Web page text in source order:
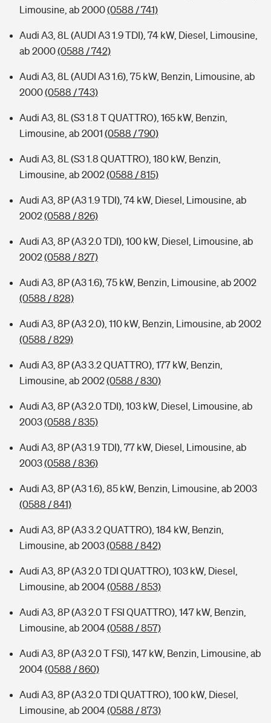
Limousine, ab 2000(0588 / 741)
Audi A3, 8L (AUDI A3 1.9 TDI), 74 kW, Diesel, Limousine,
ab 2000(0588 / 742)
Audi A3, 8L (AUDI A3 1.6), 75 kW, Benzin, Limousine, ab
2000(0588 / 743)
Audi A3, 8L (S3 1.8 T QUATTRO), 165 kW, Benzin,
Limousine, ab 2001 (0588 / 790)
Audi A3, 8L (S3 1.8 QUATTRO), 180 kW, Benzin,
Limousine, ab 2002(0588 / 815)
Audi A3, 8P (A3 1.9 TDI), 74 kW, Diesel, Limousine, ab
2002(0588 / 826)
Audi A3, 8P (A3 2.0 TDI), 100 kW, Diesel, Limousine, ab
2002(0588 / 827)
Audi A3, 8P (A3 1.6), 75 kW, Benzin, Limousine, ab 2002
(0588 / 828)
Audi A3, 8P (A3 2.0), 110 kW, Benzin, Limousine, ab 2002
(0588 / 829)
Audi A3, 8P (A3 3.2 QUATTRO), 177 kW, Benzin,
Limousine, ab 2002(0588 / 830)
Audi A3, 8P (A3 2.0 TDI), 103 kW, Diesel, Limousine, ab
2003(0588 / 835)
Audi A3, 8P (A3 1.9 TDI), 77 kW, Diesel, Limousine, ab
2003(0588 / 836)
Audi A3, 8P (A3 1.6), 85 kW, Benzin, Limousine, ab 2003
(0588 / 841)
Audi A3, 8P (A3 3.2 QUATTRO), 184 kW, Benzin,
Limousine, ab 2003(0588 / 842)
Audi A3, 8P (A3 2.0 TDI QUATTRO), 103 kW, Diesel,
Limousine, ab 2004(0588 / 853)
Audi A3, 8P (A3 2.0 T FSI QUATTRO), 147 kW, Benzin,
Limousine, ab 2004(0588 / 857)
Audi A3, 8P (A3 2.0 T FSI), 147 kW, Benzin, Limousine, ab
2004(0588 / 860)
Audi A3, 8P (A3 2.0 TDI QUATTRO), 100 kW, Diesel,
Limousine, ab 2004(0588 / 873)